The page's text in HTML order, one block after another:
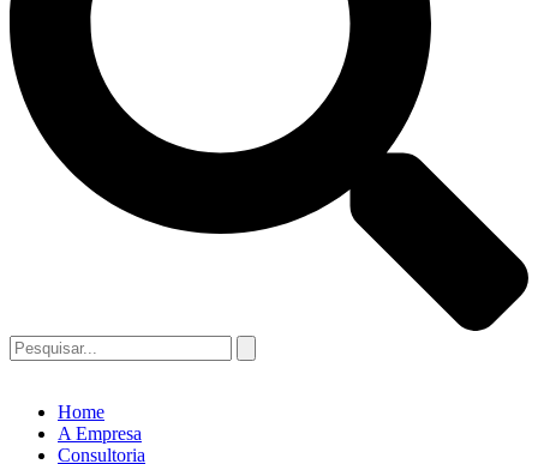
Home
A Empresa
Consultoria